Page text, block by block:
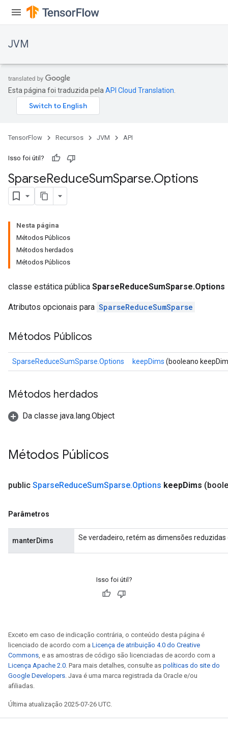
JVM
Esta página foi traduzida pela API Cloud Translation
TensorFlow Recursos JVM API
Isso foi útil?
SparseReduceSumSparse.Options
Nesta página
Métodos Públicos
Métodos herdados
Métodos Públicos
classe estática pública SparseReduceSumSparse.Options
Atributos opcionais para SparseReduceSumSparse
Métodos Públicos
SparseReduceSumSparse.Options keepDims (booleano
Métodos herdados
Da classe java.lang.Object
Métodos Públicos
public SparseReduceSumSparse.Options keepDims
Parâmetros
manterDims Se verdadeiro, retém as dimensões
Isso foi útil?
Exceto em caso de indicação contrária, o conteúdo desta página é
licenciado de acordo com a Licença de atribuição 4.0 do Creative
Commons, e as amostras de código são licenciadas de acordo com a
Licença Apache 2.0. Para mais detalhes, consulte as políticas do site do
Google Developers. Java é uma marca registrada da Oracle e/ou
afiliadas.
Última atualização 2025-07-26 UTC.